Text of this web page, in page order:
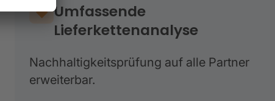
Umfassende
Lieferkettenanalyse
Nachhaltigkeitsprüfung auf alle Partner
erweiterbar.